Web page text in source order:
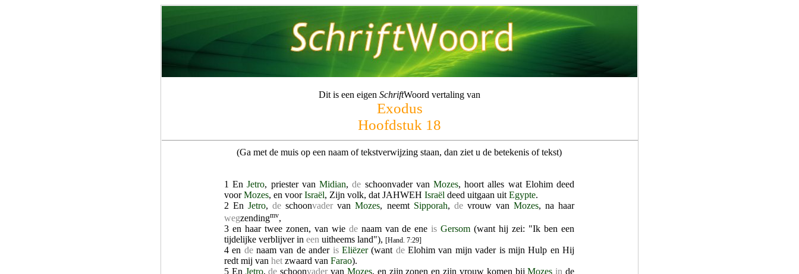
Dit is een eigen SchriftWoord vertaling van
Exodus
Hoofdstuk 18
(Ga met de muis op een naam of tekstverwijzing staan, dan ziet u de betekenis of tekst)
1 EnJetro, priester vanMidian,de schoonvader van Mozes, hoort alles wat Elohim deed
voorMozes, en voorIsraël, Zijn volk, dat JAHWEH Israël deed uitgaan uit Egypte.
2 EnJetro,de schoonvader vanMozes, neemt Sipporah, devrouw van Mozes, na haar
wegzendingmv,
3 en haar twee zonen, van wie denaam van de ene is Gersom (want hij zei: "Ik ben een
tijdelijke verblijver in een uitheems land"), [Hand. 7:29]
4 en denaam van de ander is Eliëzer(want deElohim van mijn vader is mijn Hulp en Hij
redt mij van het zwaard van Farao).
5 En Jetro,de schoonvader van Mozes, en zijn zonen en zijn vrouw komen bijMozes in de